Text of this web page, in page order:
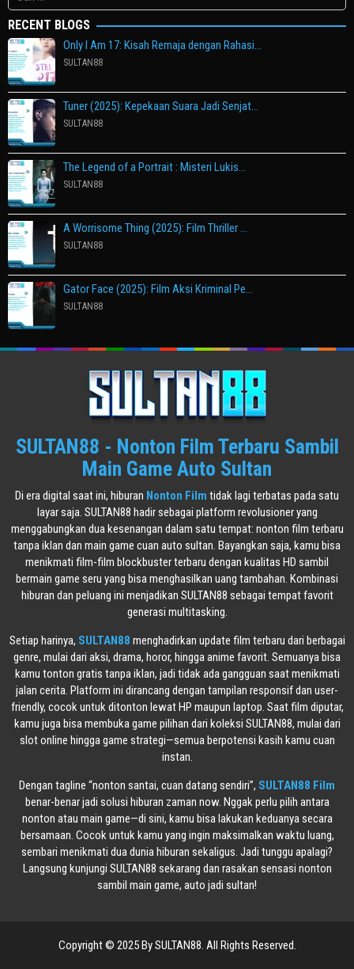
untuk:
RECENT BLOGS
Only I Am 17: Kisah Remaja dengan Rahasi…
SULTAN88
Tuner (2025): Kepekaan Suara Jadi Senjat…
SULTAN88
The Legend of a Portrait : Misteri Lukis…
SULTAN88
A Worrisome Thing (2025): Film Thriller …
SULTAN88
Gator Face (2025): Film Aksi Kriminal Pe…
SULTAN88
SULTAN88 - Nonton Film Terbaru Sambil
Main Game Auto Sultan
Di era digital saat ini, hiburan Nonton Film tidak lagi terbatas pada satu
layar saja. SULTAN88 hadir sebagai platform revolusioner yang
menggabungkan dua kesenangan dalam satu tempat: nonton film terbaru
tanpa iklan dan main game cuan auto sultan. Bayangkan saja, kamu bisa
menikmati film-film blockbuster terbaru dengan kualitas HD sambil
bermain game seru yang bisa menghasilkan uang tambahan. Kombinasi
hiburan dan peluang ini menjadikan SULTAN88 sebagai tempat favorit
generasi multitasking.
Setiap harinya, SULTAN88 menghadirkan update film terbaru dari berbagai
genre, mulai dari aksi, drama, horor, hingga anime favorit. Semuanya bisa
kamu tonton gratis tanpa iklan, jadi tidak ada gangguan saat menikmati
jalan cerita. Platform ini dirancang dengan tampilan responsif dan user-
friendly, cocok untuk ditonton lewat HP maupun laptop. Saat film diputar,
kamu juga bisa membuka game pilihan dari koleksi SULTAN88, mulai dari
slot online hingga game strategi—semua berpotensi kasih kamu cuan
instan.
Dengan tagline “nonton santai, cuan datang sendiri”, SULTAN88 Film
benar-benar jadi solusi hiburan zaman now. Nggak perlu pilih antara
nonton atau main game—di sini, kamu bisa lakukan keduanya secara
bersamaan. Cocok untuk kamu yang ingin maksimalkan waktu luang,
sembari menikmati dua dunia hiburan sekaligus. Jadi tunggu apalagi?
Langsung kunjungi SULTAN88 sekarang dan rasakan sensasi nonton
sambil main game, auto jadi sultan!
Copyright © 2025 By SULTAN88. All Rights Reserved.